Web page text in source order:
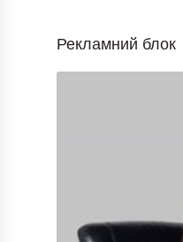
Рекламний блок